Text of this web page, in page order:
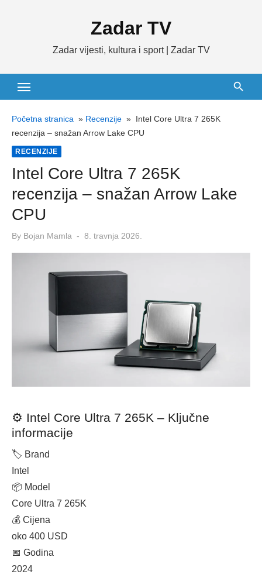
Zadar TV
Zadar vijesti, kultura i sport | Zadar TV
Početna stranica » Recenzije » Intel Core Ultra 7 265K
recenzija – snažan Arrow Lake CPU
RECENZIJE
Intel Core Ultra 7 265K
recenzija – snažan Arrow Lake
CPU
By Bojan Mamla
Posted
8. travnja 2026.
⚙️ Intel Core Ultra 7 265K – Ključne
informacije
🏷 Brand
Intel
📦 Model
Core Ultra 7 265K
💰 Cijena
oko 400 USD
📅 Godina
2024